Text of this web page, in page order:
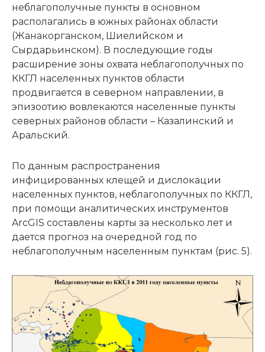
неблагополучные пункты в основном
располагались в южных районах области
(Жанакорганском, Шиелийском и
Сырдарьинском). В последующие годы
расширение зоны охвата неблагополучных по
ККГЛ населенных пунктов области
продвигается в северном направлении, в
эпизоотию вовлекаются населенные пункты
северных районов области – Казалинский и
Аральский.
По данным распространения
инфицированных клещей и дислокации
населенных пунктов, неблагополучных по ККГЛ,
при помощи аналитических инструментов
ArcGIS составлены карты за несколько лет и
дается прогноз на очередной год по
неблагополучным населенным пунктам (рис. 5).